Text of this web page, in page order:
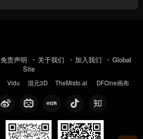
免责声明 关于我们 加入我们
Global
Site
Vidu 混元3D TheMisto.ai DFCine画布